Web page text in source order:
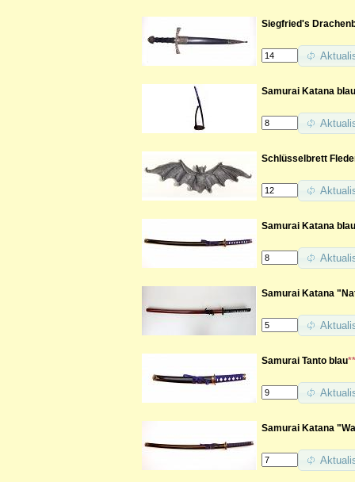
Siegfried's
Samurai Katana
Schlüsselbrett
Samurai Katana blau
Samurai Katana
Samurai Tanto blau
Samurai Katana